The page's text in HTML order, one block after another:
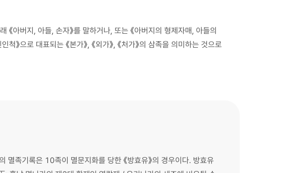
《아버지, 아들, 손자》를 말하거나, 또는 《아버지의 형제자매, 아들의
으로 대표되는 《본가》, 《외가》, 《처가》의 삼족을 의미하는 것으로
멸족기록은 10족이 멸문지화를 당한 《방효유》의 경우이다. 방효유